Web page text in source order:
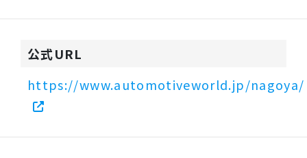
公式URL
https://www.automotiveworld.jp/nagoya/